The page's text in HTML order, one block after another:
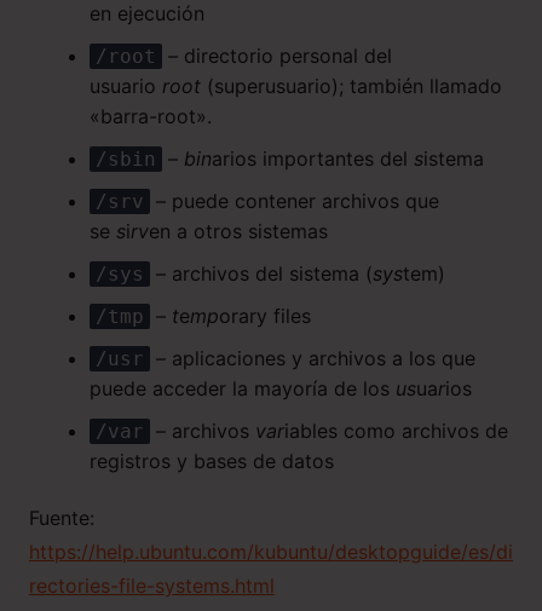
en ejecución
/root
– directorio personal del
usuario root(superusuario); también llamado
«barra-root».
/sbin – binarios importantes del sistema
/srv – puede contener archivos que
se sirven a otros sistemas
/sys – archivos del sistema (system)
/tmp – temporary files
/usr – aplicaciones y archivos a los que
puede acceder la mayoría de los usuarios
/var – archivos variables como archivos de
registros y bases de datos
Fuente:
https://help.ubuntu.com/kubuntu/desktopguide/es/di
rectories-file-systems.html